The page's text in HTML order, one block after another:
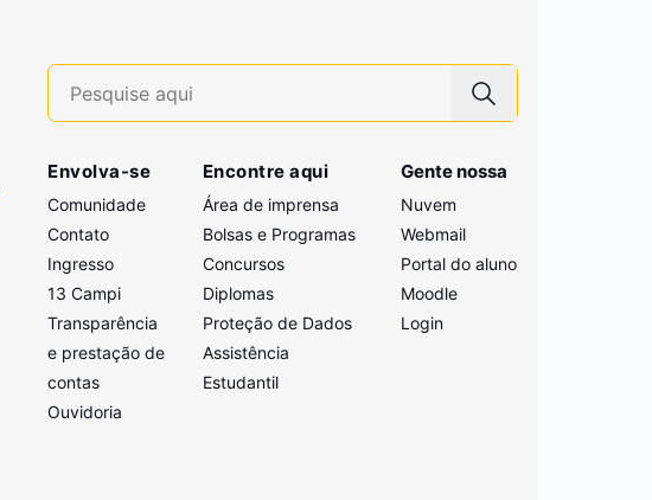
Envolva-se
Comunidade
Contato
Ingresso
13 Campi
Transparência
e prestação de
contas
Ouvidoria
Encontre aqui
Área de imprensa
Bolsas e Programas
Concursos
Diplomas
Proteção de Dados
Assistência
Estudantil
Gente nossa
Nuvem
Webmail
Portal do aluno
Moodle
Login